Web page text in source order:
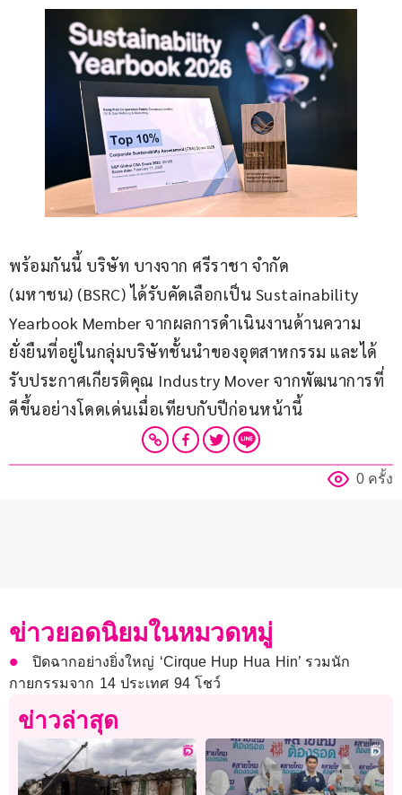
พร้อมกันนี้ บริษัท บางจาก ศรีราชา จำกัด
(มหาชน) (BSRC) ได้รับคัดเลือกเป็น Sustainability
Yearbook Member จากผลการดำเนินงานด้านความ
ยั่งยืนที่อยู่ในกลุ่มบริษัทชั้นนำของอุตสาหกรรม และได้
รับประกาศเกียรติคุณ Industry Mover จากพัฒนาการที่
ดีขึ้นอย่างโดดเด่นเมื่อเทียบกับปีก่อนหน้านี้
0 ครั้ง
ข่าวยอดนิยมในหมวดหมู่
ปิดฉากอย่างยิ่งใหญ่ ‘Cirque Hup Hua Hin’ รวมนัก
กายกรรมจาก 14 ประเทศ 94 โชว์
ข่าวล่าสุด